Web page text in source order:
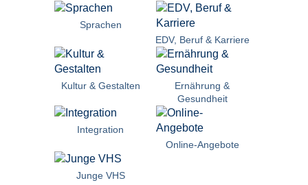
Sprachen
EDV, Beruf & Karriere
Kultur & Gestalten
Ernährung &
Gesundheit
Integration
Online-Angebote
Junge VHS